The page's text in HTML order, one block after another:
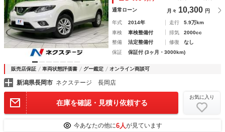
通常ローン 月々 10,300 円
年式 2014年 走行
5.9万km
車検
車検整備付 排気
2000cc
整備
法定整備付 修復
なし
保証
保証付 (3ヶ月・3000km)
販売店保証 車両状態評価書 グー鑑定 オンライン商談可
新潟県長岡市 ネクステージ 長岡店
在庫を確認・見積り依頼する
お気に入り
今あなたの他に6人が見ています